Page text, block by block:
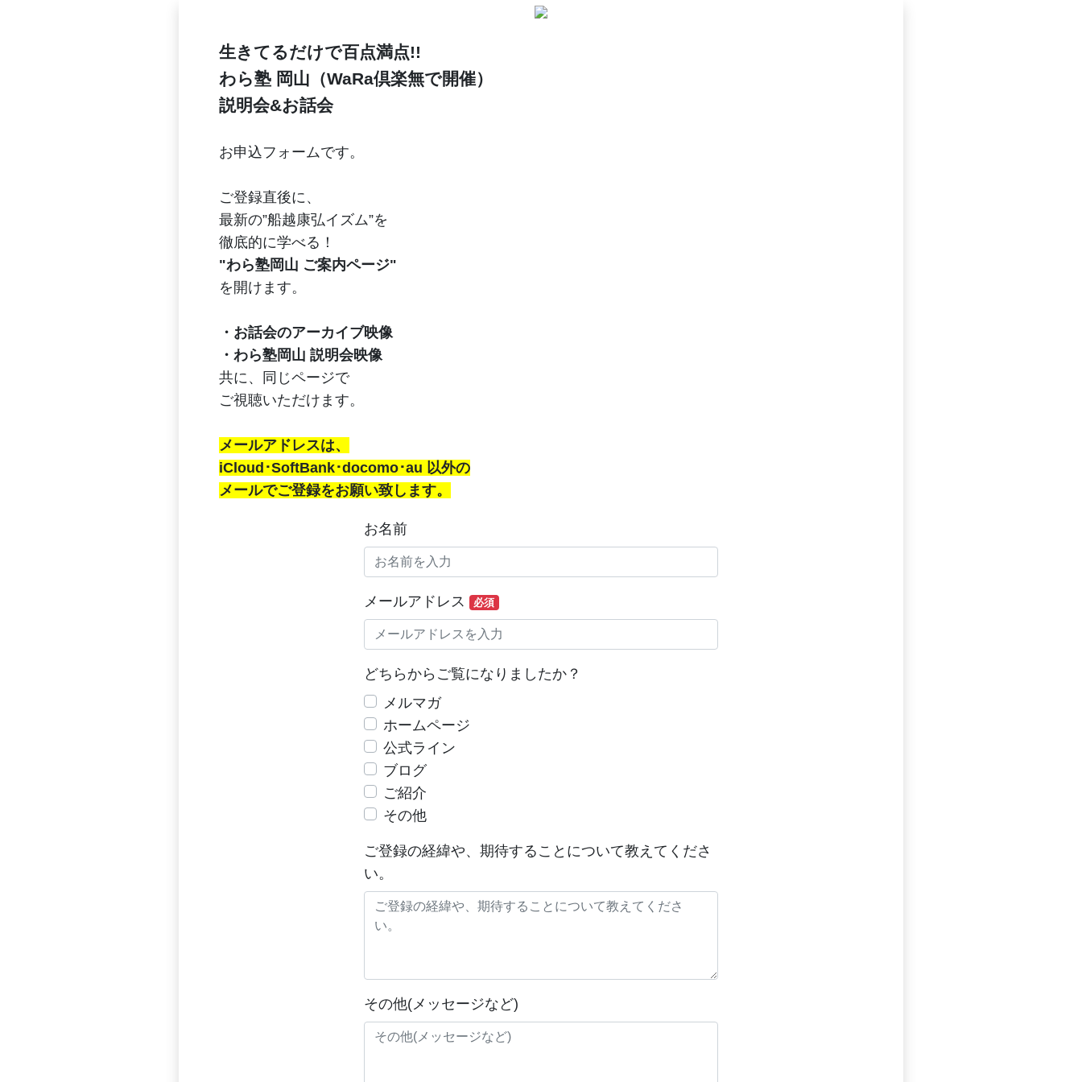
生きてるだけで百点満点!!
わら塾 岡山（WaRa倶楽無で開催）
説明会&お話会
お申込フォームです。
ご登録直後に、
最新の”船越康弘イズム”を
徹底的に学べる！
"わら塾岡山 ご案内ページ"
を開けます。
・お話会のアーカイブ映像
・わら塾岡山 説明会映像
共に、同じページで
ご視聴いただけます。
メールアドレスは、
iCloud･SoftBank･docomo･au 以外の
メールでご登録をお願い致します。
お名前
メールアドレス 必須
どちらからご覧になりましたか？
メルマガ
ホームページ
公式ライン
ブログ
ご紹介
その他
ご登録の経緯や、期待することについて教えてくださ
い。
その他(メッセージなど)